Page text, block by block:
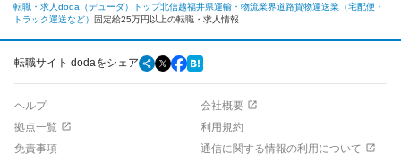
転職・求人doda（デューダ）トップ北信越福井県運輸・物流業界道路貨物運送業（宅配便・
トラック運送など） 固定給25万円以上の転職・求人情報
転職サイト dodaをシェア
ヘルプ
会社概要
拠点一覧
利用規約
免責事項
通信に関する情報の利用について